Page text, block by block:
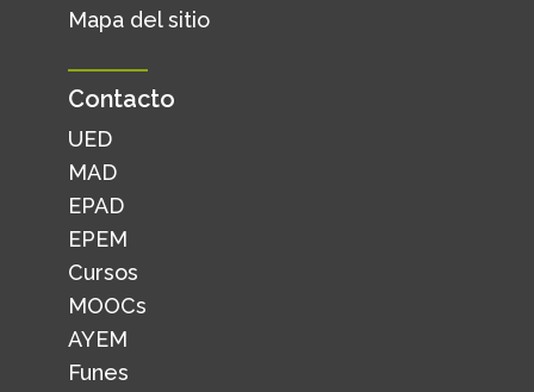
Mapa del sitio
Contacto
UED
MAD
EPAD
EPEM
Cursos
MOOCs
AYEM
Funes